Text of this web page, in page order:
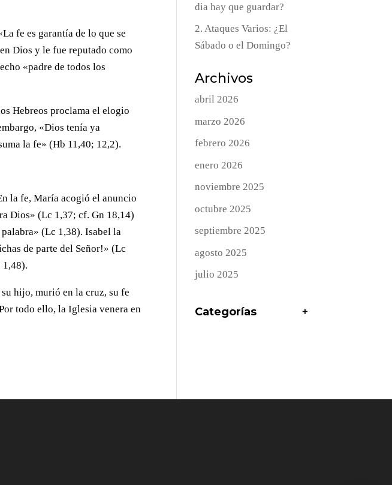
fe es garantía de lo que se
Dios y le fue reputado como
«padre de todos los
Hebreos proclama el elogio
«Dios tenía ya
la fe» (Hb 11,40; 12,2).
la fe, María acogió el anuncio
Dios» (Lc 1,37; cf. Gn 18,14)
(Lc 1,38). Isabel la
de parte del Señor!» (Lc
1,48).
hijo, murió en la cruz, su fe
todo ello, la Iglesia venera en
dia hay que guardar?
2. Ataques Varios: ¿El
Sábado o el Domingo?
Archivos
abril 2026
marzo 2026
febrero 2026
enero 2026
noviembre 2025
octubre 2025
septiembre 2025
agosto 2025
julio 2025
Categorías +